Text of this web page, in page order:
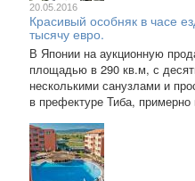
20.05.2016
Красивый особняк в часе
тысячу евро.
В Японии на аукционную
площадью в 290 кв.м, с
несколькими санузлами и
в префектуре Тиба,